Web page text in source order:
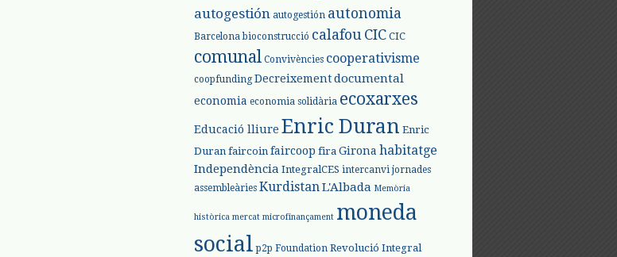
autogestión autogestión autonomia
Barcelona bioconstrucció calafou CIC CIC
comunal Convivències cooperativisme
coopfunding Decreixementdocumental
economia economia solidària ecoxarxes
Educació lliure Enric Duran Enric
Duran faircoin faircoop fira Girona habitatge
Independència IntegralCES intercanvi jornades
assembleàries Kurdistan L'Albada Memòria
històrica mercat microfinançament moneda
social p2p Foundation Revolució Integral